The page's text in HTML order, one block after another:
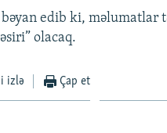
edib ki, məlumatlar
olacaq.
izlə Çap et